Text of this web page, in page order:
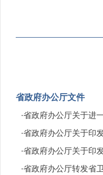
省政府办公厅文件
·省政府办公厅关于进
·省政府办公厅关于印
·省政府办公厅关于印
·省政府办公厅转发省